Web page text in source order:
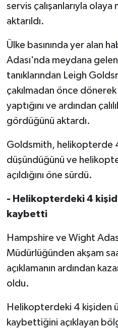
servis çalışanlarıyla
aktarıldı.
Ülke basınında yer alan
Adası'nda meydana
tanıklarından Leigh
çakılmadan önce
yaptığını ve ardından
gördüğünü aktardı.
Goldsmith, helikopterde
düşündüğünü ve
açıldığını öne sürdü.
- Helikopterdeki 4
kaybetti
Hampshire ve Wight
Müdürlüğünden akşam
açıklamanın ardından
oldu.
Helikopterdeki 4 kişiden
kaybettiğini açıklayan